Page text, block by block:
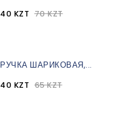
40 KZT 70 KZT
РУЧКА ШАРИКОВАЯ,...
40 KZT 65 KZT